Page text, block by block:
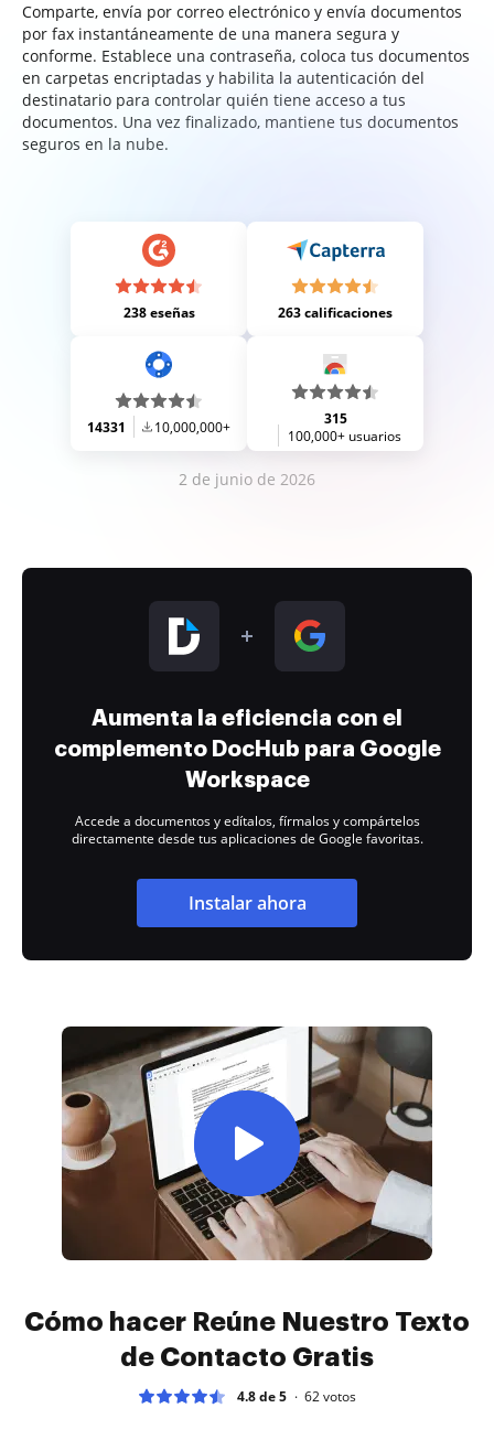
Comparte, envía por correo electrónico y envía documentos
por fax instantáneamente de una manera segura y
conforme. Establece una contraseña, coloca tus documentos
en carpetas encriptadas y habilita la autenticación del
destinatario para controlar quién tiene acceso a tus
documentos. Una vez finalizado, mantiene tus documentos
seguros en la nube.
238 eseñas 263 calificaciones
14331 10,000,000+
315
100,000+ usuarios
2 de junio de 2026
Aumenta la eficiencia con el
complemento DocHub para Google
Workspace
Accede a documentos y edítalos, fírmalos y compártelos
directamente desde tus aplicaciones de Google favoritas.
Instalar ahora
Cómo hacer Reúne Nuestro Texto
de Contacto Gratis
4.8 de 5 62votos